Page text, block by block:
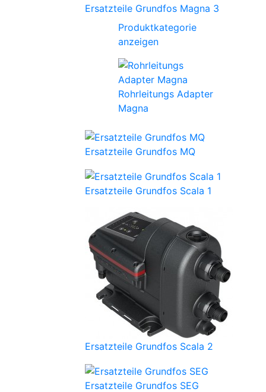
Ersatzteile Grundfos Magna 3
Produktkategorie
anzeigen
Rohrleitungs Adapter
Magna
Ersatzteile Grundfos MQ
Ersatzteile Grundfos Scala 1
Ersatzteile Grundfos Scala 2
Ersatzteile Grundfos SEG